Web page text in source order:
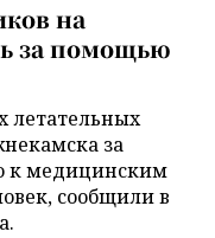
на
за помощью
летательных
за
к медицинским
сообщили в